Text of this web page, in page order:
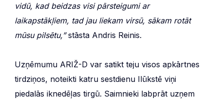
vidū, kad beidzas visi pārsteigumi ar
laikapstākļiem, tad jau liekam virsū, sākam rotāt
mūsu pilsētu,”stāsta Andris Reinis.
Uzņēmumu ARIŽ-D var satikt teju visos apkārtnes
tirdziņos, noteikti katru sestdienu Ilūkstē viņi
piedalās iknedēļas tirgū. Saimnieki labprāt uzņem